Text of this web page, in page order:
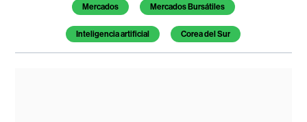
Mercados Mercados Bursátiles
Inteligencia artificial Corea del Sur